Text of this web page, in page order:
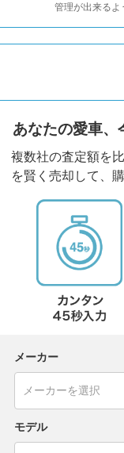
管理が出来るよ
あなたの愛車、
複数社の査定額を
を賢く売却して、
メーカー
モデル